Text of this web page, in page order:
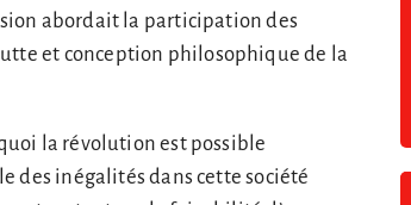
abordait la participation des
et conception philosophique de la
la révolution est possible
des inégalités dans cette société